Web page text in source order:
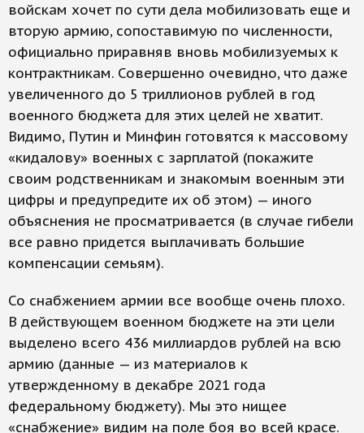
войскам хочет по сути дела мобилизовать еще и
вторую армию, сопоставимую по численности,
официально приравняв вновь мобилизуемых к
контрактникам. Совершенно очевидно, что даже
увеличенного до 5 триллионов рублей в год
военного бюджета для этих целей не хватит.
Видимо, Путин и Минфин готовятся к массовому
«кидалову» военных с зарплатой (покажите
своим родственникам и знакомым военным эти
цифры и предупредите их об этом) — иного
объяснения не просматривается (в случае гибели
все равно придется выплачивать большие
компенсации семьям).
Со снабжением армии все вообще очень плохо.
В действующем военном бюджете на эти цели
выделено всего 436 миллиардов рублей на всю
армию (данные — из материалов к
утвержденному в декабре 2021 года
федеральному бюджету). Мы это нищее
«снабжение» видим на поле боя во всей красе.